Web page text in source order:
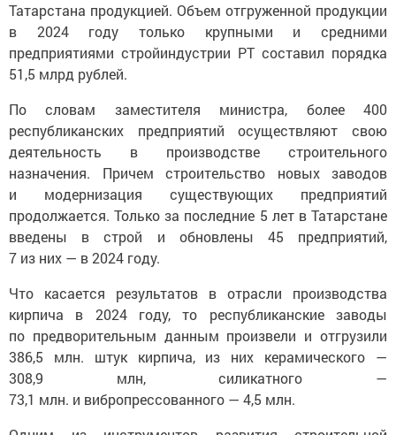
Татарстана продукцией. Объем отгруженной продукции
в 2024 году только крупными и средними
предприятиями стройиндустрии РТ составил порядка
51,5 млрд рублей.
По словам заместителя министра, более 400
республиканских предприятий осуществляют свою
деятельность в производстве строительного
назначения. Причем строительство новых заводов
и модернизация существующих предприятий
продолжается. Только за последние 5 лет в Татарстане
введены в строй и обновлены 45 предприятий,
7 из них — в 2024 году.
Что касается результатов в отрасли производства
кирпича в 2024 году, то республиканские заводы
по предворительным данным произвели и отгрузили
386,5 млн. штук кирпича, из них керамического —
308,9 млн, силикатного —
73,1 млн. и вибропрессованного — 4,5 млн.